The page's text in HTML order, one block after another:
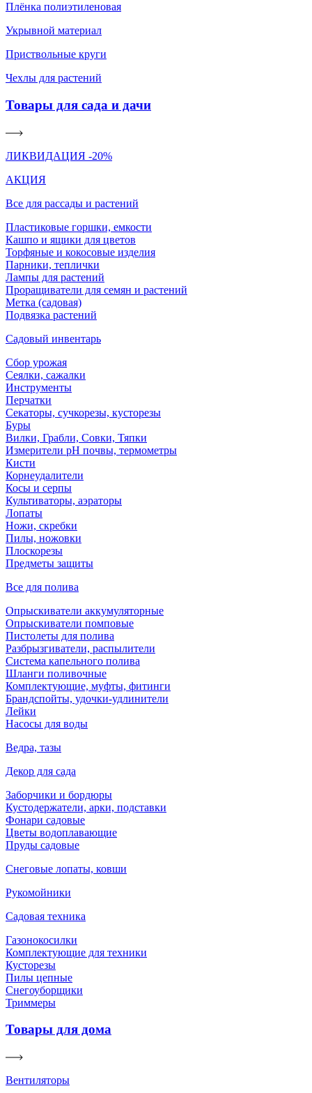
Плёнка полиэтиленовая
Укрывной материал
Приствольные круги
Чехлы для растений
Товары для сада и дачи
ЛИКВИДАЦИЯ -20%
АКЦИЯ
Все для рассады и растений
Пластиковые горшки, емкости
Кашпо и ящики для цветов
Торфяные и кокосовые изделия
Парники, теплички
Лампы для растений
Проращиватели для семян и растений
Метка (садовая)
Подвязка растений
Садовый инвентарь
Сбор урожая
Сеялки, сажалки
Инструменты
Перчатки
Секаторы, сучкорезы, кусторезы
Буры
Вилки, Грабли, Совки, Тяпки
Измерители pH почвы, термометры
Кисти
Корнеудалители
Косы и серпы
Культиваторы, аэраторы
Лопаты
Ножи, скребки
Пилы, ножовки
Плоскорезы
Предметы защиты
Все для полива
Опрыскиватели аккумуляторные
Опрыскиватели помповые
Пистолеты для полива
Разбрызгиватели, распылители
Система капельного полива
Шланги поливочные
Комплектующие, муфты, фитинги
Брандспойты, удочки-удлинители
Лейки
Насосы для воды
Ведра, тазы
Декор для сада
Заборчики и бордюры
Кустодержатели, арки, подставки
Фонари садовые
Цветы водоплавающие
Пруды садовые
Снеговые лопаты, ковши
Рукомойники
Садовая техника
Газонокосилки
Комплектующие для техники
Кусторезы
Пилы цепные
Снегоуборщики
Триммеры
Товары для дома
Вентиляторы